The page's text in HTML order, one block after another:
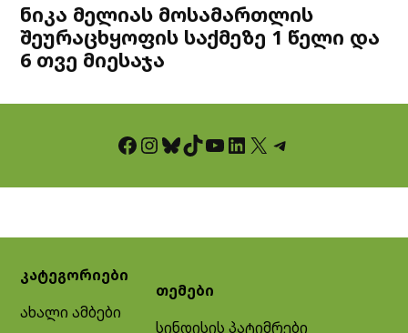
ნიკა მელიას მოსამართლის
შეურაცხყოფის საქმეზე 1 წელი და
6 თვე მიესაჯა
Facebook InstagramBluesky TikTok YouTube LinkedIn X Telegram
კატეგორიები
ახალი ამბები
თემები
სინდისის პატიმრები